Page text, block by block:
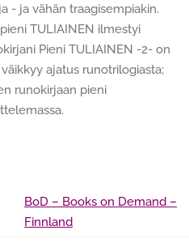
- ja vähän traagisempiakin.
TULIAINEN ilmestyi
Pieni TULIAINEN -2- on
ajatus runotrilogiasta;
runokirjaan pieni
BoD – Books on Demand –
Finnland